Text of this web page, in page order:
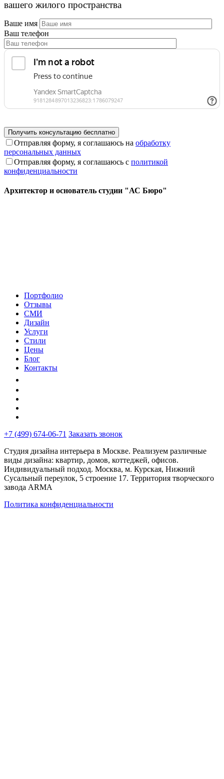
вашего жилого пространства
Ваше имя
Ваш телефон
Отправляя форму, я соглашаюсь на обработку
персональных данных
Отправляя форму, я соглашаюсь с политикой
конфиденциальности
Архитектор и основатель студии "АС Бюро"
Портфолио
Отзывы
СМИ
Дизайн
Услуги
Стили
Цены
Блог
Контакты
+7 (499) 674-06-71 Заказать звонок
Студия дизайна интерьера в Москве. Реализуем различные
виды дизайна: квартир, домов, коттеджей, офисов.
Индивидуальный подход. Москва, м. Курская, Нижний
Сусальный переулок, 5 строение 17. Территория творческого
завода ARMA
Политика конфиденциальности